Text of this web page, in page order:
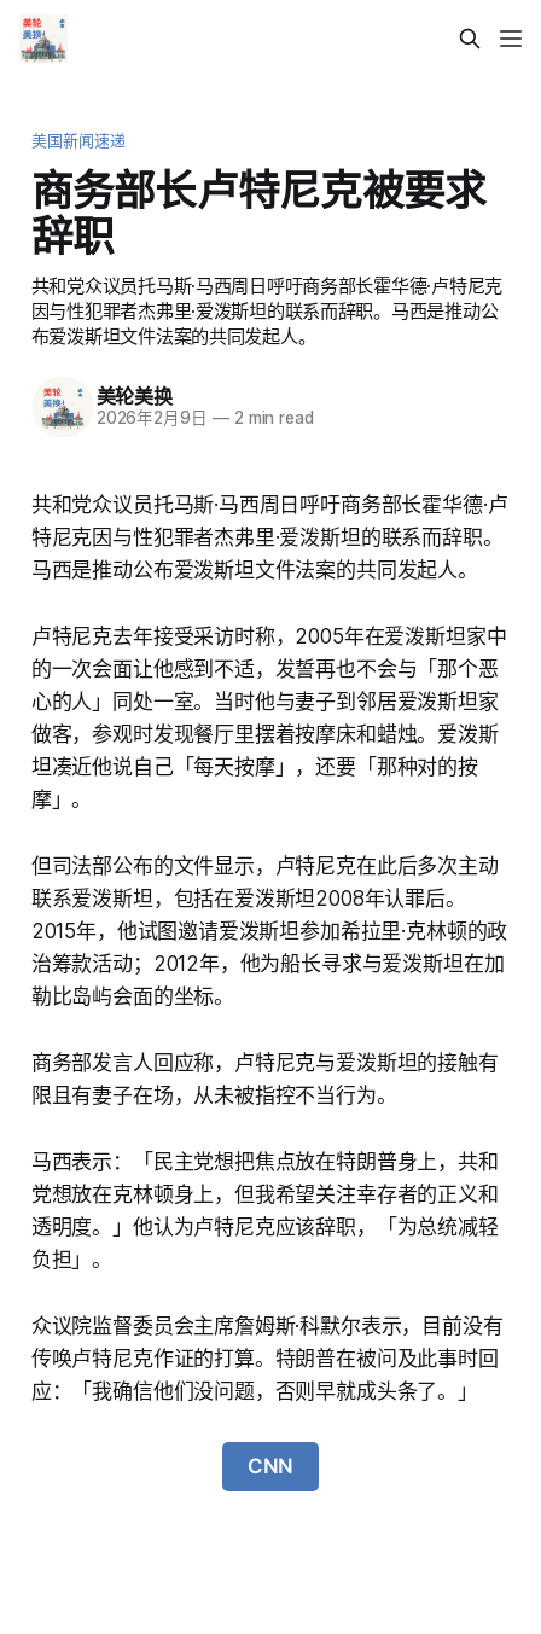
美国新闻速递
商务部长卢特尼克被要求
辞职
共和党众议员托马斯·马西周日呼吁商务部长霍华德·卢特尼克
因与性犯罪者杰弗里·爱泼斯坦的联系而辞职。马西是推动公
布爱泼斯坦文件法案的共同发起人。
美轮美换
2026年2月9日 —2 min read
共和党众议员托马斯·马西周日呼吁商务部长霍华德·卢
特尼克因与性犯罪者杰弗里·爱泼斯坦的联系而辞职。
马西是推动公布爱泼斯坦文件法案的共同发起人。
卢特尼克去年接受采访时称，2005年在爱泼斯坦家中
的一次会面让他感到不适，发誓再也不会与「那个恶
心的人」同处一室。当时他与妻子到邻居爱泼斯坦家
做客，参观时发现餐厅里摆着按摩床和蜡烛。爱泼斯
坦凑近他说自己「每天按摩」，还要「那种对的按
摩」。
但司法部公布的文件显示，卢特尼克在此后多次主动
联系爱泼斯坦，包括在爱泼斯坦2008年认罪后。
2015年，他试图邀请爱泼斯坦参加希拉里·克林顿的政
治筹款活动；2012年，他为船长寻求与爱泼斯坦在加
勒比岛屿会面的坐标。
商务部发言人回应称，卢特尼克与爱泼斯坦的接触有
限且有妻子在场，从未被指控不当行为。
马西表示：「民主党想把焦点放在特朗普身上，共和
党想放在克林顿身上，但我希望关注幸存者的正义和
透明度。」他认为卢特尼克应该辞职，「为总统减轻
负担」。
众议院监督委员会主席詹姆斯·科默尔表示，目前没有
传唤卢特尼克作证的打算。特朗普在被问及此事时回
应：「我确信他们没问题，否则早就成头条了。」
CNN